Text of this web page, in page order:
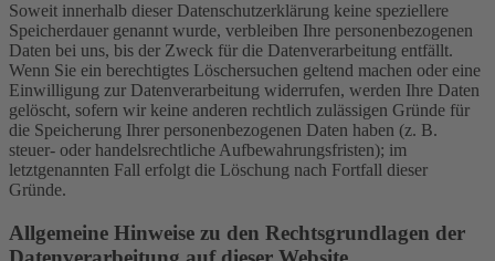
Soweit innerhalb dieser Datenschutzerklärung keine speziellere
Speicherdauer genannt wurde, verbleiben Ihre personenbezogenen
Daten bei uns, bis der Zweck für die Datenverarbeitung entfällt.
Wenn Sie ein berechtigtes Löschersuchen geltend machen oder eine
Einwilligung zur Datenverarbeitung widerrufen, werden Ihre Daten
gelöscht, sofern wir keine anderen rechtlich zulässigen Gründe für
die Speicherung Ihrer personenbezogenen Daten haben (z. B.
steuer- oder handelsrechtliche Aufbewahrungsfristen); im
letztgenannten Fall erfolgt die Löschung nach Fortfall dieser
Gründe.
Allgemeine Hinweise zu den Rechtsgrundlagen der